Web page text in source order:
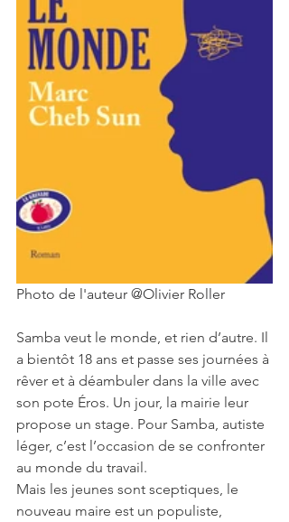
Photo de l'auteur @Olivier Roller
Samba veut le monde, et rien d’autre. Il
a bientôt 18 ans et passe ses journées à
rêver et à déambuler dans la ville avec
son pote Éros. Un jour, la mairie leur
propose un stage. Pour Samba, autiste
léger, c’est l’occasion de se confronter
au monde du travail.
Mais les jeunes sont sceptiques, le
nouveau maire est un populiste,